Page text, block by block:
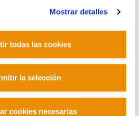
Mostrar detalles
todas las cookies
la selección
cookies necesarias
la estrategia de Iparralde